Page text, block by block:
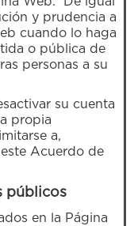
y prudencia a
cuando lo haga
o pública de
personas a su
su cuenta
propia
a,
Acuerdo de
públicos
en la Página